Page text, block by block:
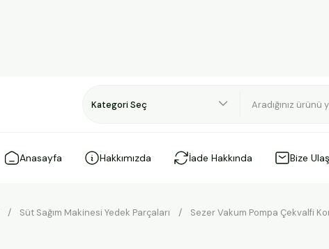
Anasayfa Hakkımızda İade Hakkında Bize
Süt Sağım Makinesi Yedek Parçaları Sezer Vakum Pompa Çekvalfi